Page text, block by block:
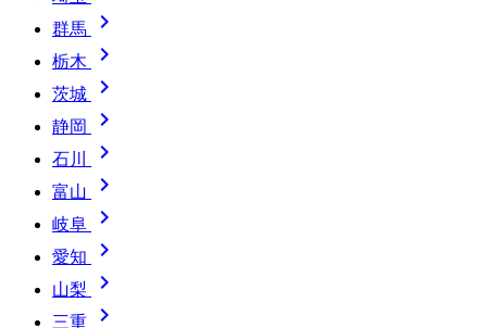
群馬 
栃木 
茨城 
静岡 
石川 
富山 
岐阜 
愛知 
山梨 
三重 